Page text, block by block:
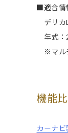
■適合情
デリカ
年式：
※マル
機能
カーナ